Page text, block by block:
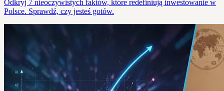
Odkryj 7 nieoczywistych faktów, które redefiniują inwestowanie w
Polsce. Sprawdź, czy jesteś gotów.